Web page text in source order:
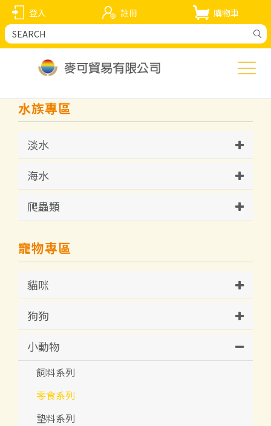
登入 註冊 購物車
水族專區
淡水
海水
爬蟲類
寵物專區
貓咪
狗狗
小動物
飼料系列
零食系列
墊料系列